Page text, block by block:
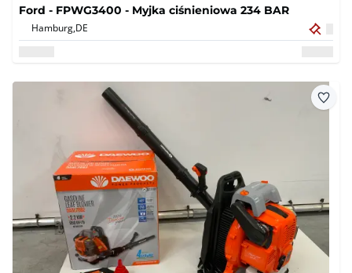
Ford - FPWG3400 - Myjka ciśnieniowa 234 BAR
Hamburg,DE